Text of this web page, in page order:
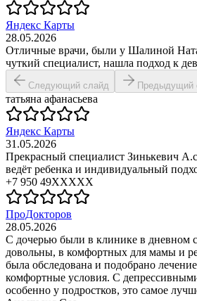
Яндекс Карты
28.05.2026
Отличные врачи, были у Шалиной
чуткий специалист, нашла подход к
Следующий слайд Предыдущий
татьяна афанасьева
Яндекс Карты
31.05.2026
Прекрасный специалист Зинькевич
ведёт ребенка и индивидуальный
+7 950 49XXXXX
ПроДокторов
28.05.2026
С дочерью были в клинике в дневном
довольны, в комфортных для мамы и
была обследована и подобрано
комфортные условия. С
особенно у подростков, это самое